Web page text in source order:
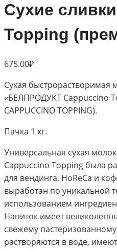
Сухие
Topping
675.00₽
Сухая
«БЕЛПРОДУКТ Cappuccino
CAPPUCCINO TOPPING).
Пачка 1 кг.
Универсальная сухая
Cappuccino Topping была
для вендинга, HoReCa и
выработан по уникальной
использованием
Напиток имеет
свежему
растворяются в воде,